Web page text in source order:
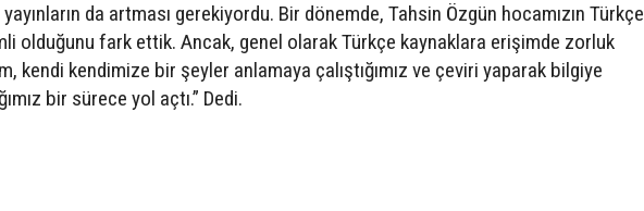
da artması gerekiyordu. Bir dönemde, Tahsin Özgün hocamızın Türkçe
olduğunu fark ettik. Ancak, genel olarak Türkçe kaynaklara erişimde zorluk
kendi kendimize bir şeyler anlamaya çalıştığımız ve çeviri yaparak bilgiye
bir sürece yol açtı.” Dedi.